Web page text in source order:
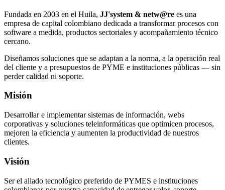
Fundada en 2003 en el Huila, JJ'system & netw@re es una
empresa de capital colombiano dedicada a transformar procesos con
software a medida, productos sectoriales y acompañamiento técnico
cercano.
Diseñamos soluciones que se adaptan a la norma, a la operación real
del cliente y a presupuestos de PYME e instituciones públicas — sin
perder calidad ni soporte.
Misión
Desarrollar e implementar sistemas de información, webs
corporativas y soluciones teleinformáticas que optimicen procesos,
mejoren la eficiencia y aumenten la productividad de nuestros
clientes.
Visión
Ser el aliado tecnológico preferido de PYMES e instituciones